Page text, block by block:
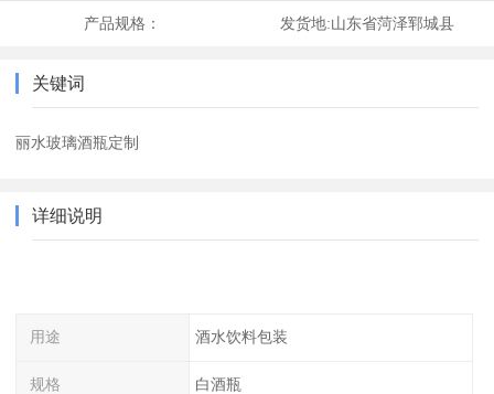
产品规格： 发货地:山东省菏泽郓城县
关键词
丽水玻璃酒瓶定制
详细说明
用途 酒水饮料包装
规格 白酒瓶